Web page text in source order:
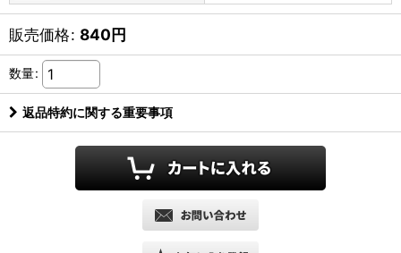
販売価格: 840円
数量:
返品特約に関する重要事項